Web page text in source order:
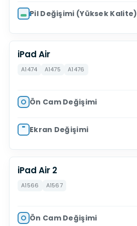
Pil Değişimi (Yüksek Kalite)
iPad Air
A1474 A1475 A1476
Ön Cam Değişimi
Ekran Değişimi
iPad Air 2
A1566 A1567
Ön Cam Değişimi